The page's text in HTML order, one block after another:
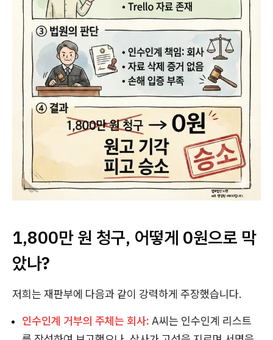
1,800만 원 청구, 어떻게 0원으로 막
았나?
저희는 재판부에 다음과 같이 강력하게 주장했습니다.
인수인계 거부의 주체는 회사: A씨는 인수인계 리스트